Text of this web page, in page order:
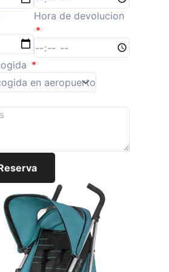
Hora de devolucion